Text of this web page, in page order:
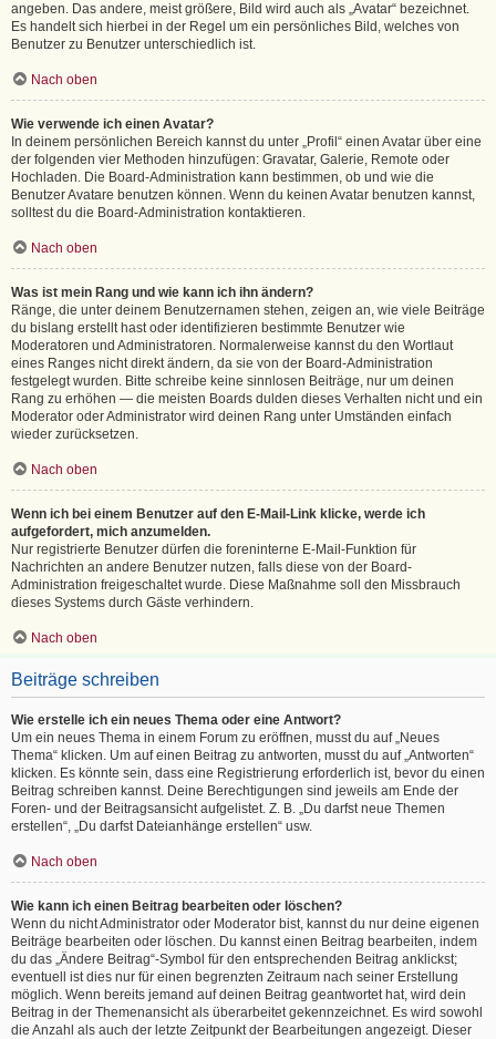
angeben. Das andere, meist größere, Bild wird auch als „Avatar“ bezeichnet.
Es handelt sich hierbei in der Regel um ein persönliches Bild, welches von
Benutzer zu Benutzer unterschiedlich ist.
Nach oben
Wie verwende ich einen Avatar?
In deinem persönlichen Bereich kannst du unter „Profil“ einen Avatar über eine
der folgenden vier Methoden hinzufügen: Gravatar, Galerie, Remote oder
Hochladen. Die Board-Administration kann bestimmen, ob und wie die
Benutzer Avatare benutzen können. Wenn du keinen Avatar benutzen kannst,
solltest du die Board-Administration kontaktieren.
Nach oben
Was ist mein Rang und wie kann ich ihn ändern?
Ränge, die unter deinem Benutzernamen stehen, zeigen an, wie viele Beiträge
du bislang erstellt hast oder identifizieren bestimmte Benutzer wie
Moderatoren und Administratoren. Normalerweise kannst du den Wortlaut
eines Ranges nicht direkt ändern, da sie von der Board-Administration
festgelegt wurden. Bitte schreibe keine sinnlosen Beiträge, nur um deinen
Rang zu erhöhen — die meisten Boards dulden dieses Verhalten nicht und ein
Moderator oder Administrator wird deinen Rang unter Umständen einfach
wieder zurücksetzen.
Nach oben
Wenn ich bei einem Benutzer auf den E-Mail-Link klicke, werde ich
aufgefordert, mich anzumelden.
Nur registrierte Benutzer dürfen die foreninterne E-Mail-Funktion für
Nachrichten an andere Benutzer nutzen, falls diese von der Board-
Administration freigeschaltet wurde. Diese Maßnahme soll den Missbrauch
dieses Systems durch Gäste verhindern.
Nach oben
Beiträge schreiben
Wie erstelle ich ein neues Thema oder eine Antwort?
Um ein neues Thema in einem Forum zu eröffnen, musst du auf „Neues
Thema“ klicken. Um auf einen Beitrag zu antworten, musst du auf „Antworten“
klicken. Es könnte sein, dass eine Registrierung erforderlich ist, bevor du einen
Beitrag schreiben kannst. Deine Berechtigungen sind jeweils am Ende der
Foren- und der Beitragsansicht aufgelistet. Z. B. „Du darfst neue Themen
erstellen“, „Du darfst Dateianhänge erstellen“ usw.
Nach oben
Wie kann ich einen Beitrag bearbeiten oder löschen?
Wenn du nicht Administrator oder Moderator bist, kannst du nur deine eigenen
Beiträge bearbeiten oder löschen. Du kannst einen Beitrag bearbeiten, indem
du das „Ändere Beitrag“-Symbol für den entsprechenden Beitrag anklickst;
eventuell ist dies nur für einen begrenzten Zeitraum nach seiner Erstellung
möglich. Wenn bereits jemand auf deinen Beitrag geantwortet hat, wird dein
Beitrag in der Themenansicht als überarbeitet gekennzeichnet. Es wird sowohl
die Anzahl als auch der letzte Zeitpunkt der Bearbeitungen angezeigt. Dieser